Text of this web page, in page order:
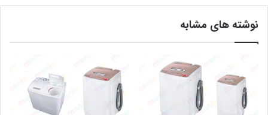
نوشته های مشابه